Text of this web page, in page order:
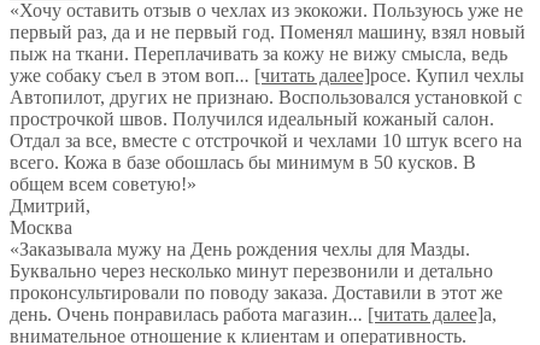
«Хочу оставить отзыв о чехлах из экокожи. Пользуюсь уже не
первый раз, да и не первый год. Поменял машину, взял новый
пыж на ткани. Переплачивать за кожу не вижу смысла, ведь
уже собаку съел в этом воп... [читать далее]росе. Купил чехлы
Автопилот, других не признаю. Воспользовался установкой с
прострочкой швов. Получился идеальный кожаный салон.
Отдал за все, вместе с отстрочкой и чехлами 10 штук всего на
всего. Кожа в базе обошлась бы минимум в 50 кусков. В
общем всем советую!»
Дмитрий,
Москва
«Заказывала мужу на День рождения чехлы для Мазды.
Буквально через несколько минут перезвонили и детально
проконсультировали по поводу заказа. Доставили в этот же
день. Очень понравилась работа магазин... [читать далее]а,
внимательное отношение к клиентам и оперативность.